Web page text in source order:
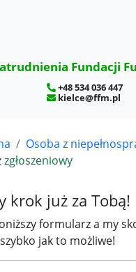
Fundacji
+48 534 036 447
kielce@ffm.pl
Osoba z
krok już za Tobą!
formularz a my
jak to możliwe!